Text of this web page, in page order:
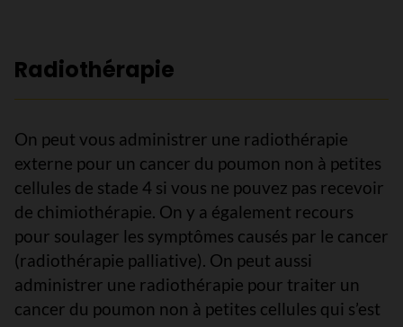
Radiothérapie
On peut vous administrer une radiothérapie
externe pour un cancer du poumon non à petites
cellules de stade 4 si vous ne pouvez pas recevoir
de chimiothérapie. On y a également recours
pour soulager les symptômes causés par le cancer
(radiothérapie palliative). On peut aussi
administrer une radiothérapie pour traiter un
cancer du poumon non à petites cellules qui s’est